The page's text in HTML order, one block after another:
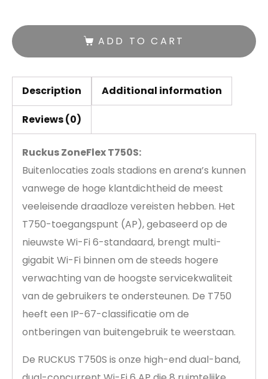
ADD TO CART
Description Additional information
Reviews (0)
Ruckus ZoneFlex T750S:
Buitenlocaties zoals stadions en arena’s kunnen
vanwege de hoge klantdichtheid de meest
veeleisende draadloze vereisten hebben. Het
T750-toegangspunt (AP), gebaseerd op de
nieuwste Wi-Fi 6-standaard, brengt multi-
gigabit Wi-Fi binnen om de steeds hogere
verwachting van de hoogste servicekwaliteit
van de gebruikers te ondersteunen. De T750
heeft een IP-67-classificatie om de
ontberingen van buitengebruik te weerstaan.
De RUCKUS T750S is onze high-end dual-band,